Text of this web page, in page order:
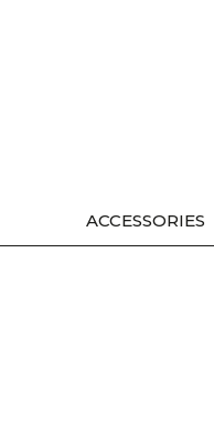
ACCESSORIES